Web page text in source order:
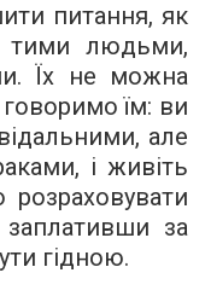
питання, як
тими людьми,
Їх не можна
їм: ви
але
і живіть
за
гідною.